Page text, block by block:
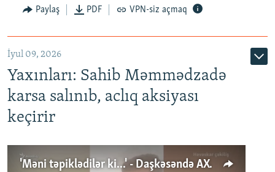
Paylaş PDF VPN-siz açmaq
İyul 09, 2026
Yaxınları: Sahib Məmmədzadə
karsa salınıb, aclıq aksiyası
keçirir
'Məni təpiklədilər ki...' - Daşkəsəndə AXCP fəalının yaxınları onun həbsinə etiraz edirlər